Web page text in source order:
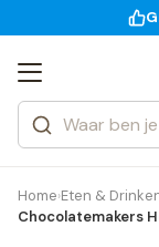
Zoeken
Categorieën
Merken
Home›Eten &
Chocolatemakers